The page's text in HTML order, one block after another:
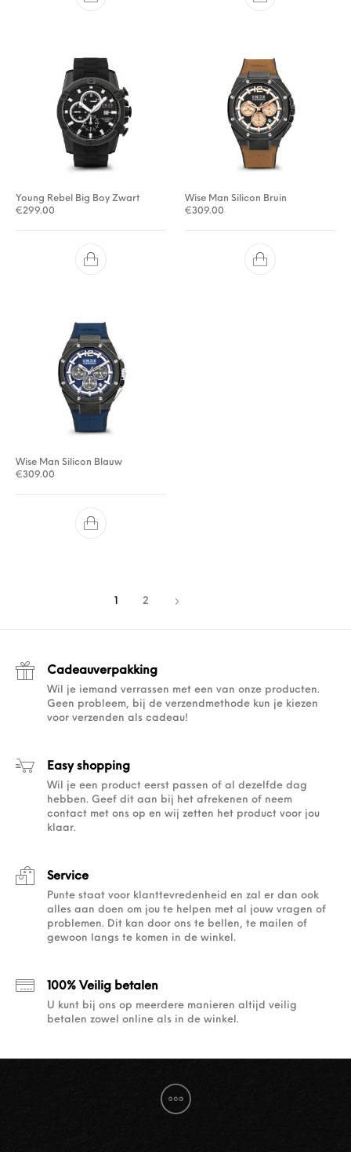
Young Rebel Big Boy Zwart
€299.00
Wise Man Silicon Bruin
€309.00
Wise Man Silicon Blauw
€309.00
1 2
Cadeauverpakking
Wil je iemand verrassen met een van onze producten.
Geen probleem, bij de verzendmethode kun je kiezen
voor verzenden als cadeau!
Easy shopping
Wil je een product eerst passen of al dezelfde dag
hebben. Geef dit aan bij het afrekenen of neem
contact met ons op en wij zetten het product voor jou
klaar.
Service
Punte staat voor klanttevredenheid en zal er dan ook
alles aan doen om jou te helpen met al jouw vragen of
problemen. Dit kan door ons te bellen, te mailen of
gewoon langs te komen in de winkel.
100% Veilig betalen
U kunt bij ons op meerdere manieren altijd veilig
betalen zowel online als in de winkel.